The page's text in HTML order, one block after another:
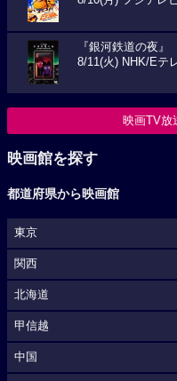
『銀河鉄道の夜』
8/11(火) NHK/Eテ
映画TV放
映画館を探す
都道府県から映画館
東京
関西
北海道
甲信越
中国